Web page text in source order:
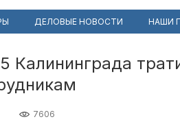
ДЕЛОВЫЕ НОВОСТИ НАШИ
Калининграда
7606